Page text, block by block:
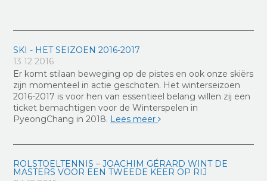
SKI - HET SEIZOEN 2016-2017
13 12 2016
Er komt stilaan beweging op de pistes en ook onze skiërs
zijn momenteel in actie geschoten. Het winterseizoen
2016-2017 is voor hen van essentieel belang willen zij een
ticket bemachtigen voor de Winterspelen in
PyeongChang in 2018. Lees meer
ROLSTOELTENNIS – JOACHIM GÉRARD WINT DE
MASTERS VOOR EEN TWEEDE KEER OP RIJ